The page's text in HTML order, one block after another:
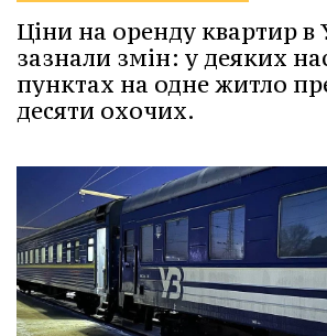
Ціни на оренду квартир в
зазнали змін: у деяких
пунктах на одне житло
десяти охочих.